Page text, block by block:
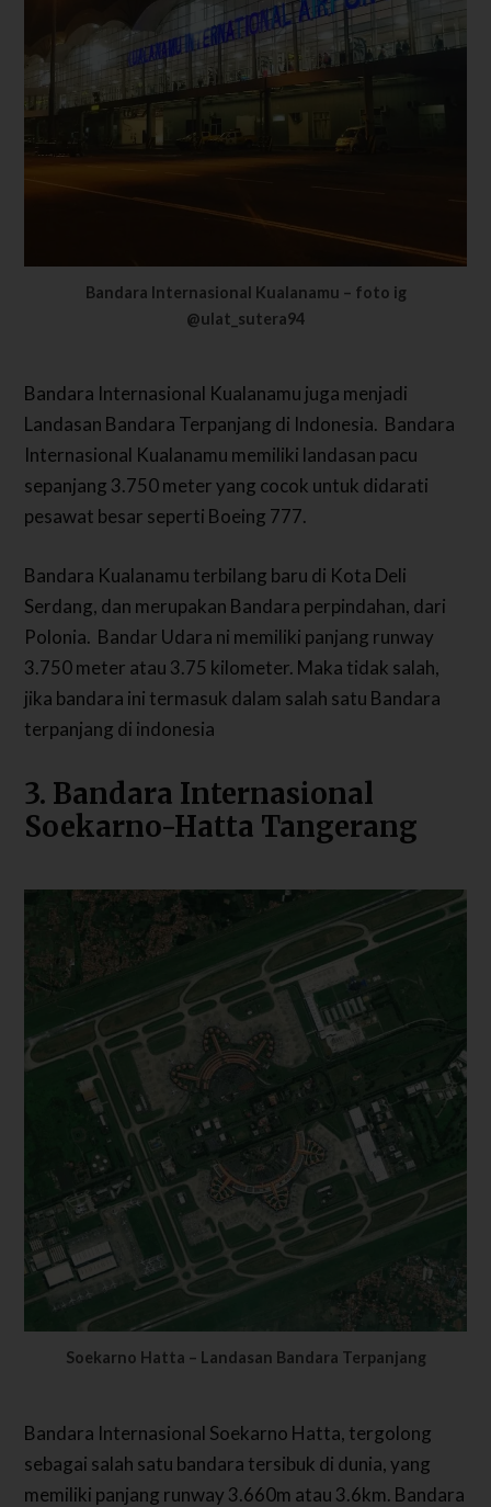
Bandara Internasional Kualanamu – foto ig
@ulat_sutera94
Bandara Internasional Kualanamu juga menjadi
Landasan Bandara Terpanjang di Indonesia. Bandara
Internasional Kualanamu memiliki landasan pacu
sepanjang 3.750 meter yang cocok untuk didarati
pesawat besar seperti Boeing 777.
Bandara Kualanamu terbilang baru di Kota Deli
Serdang, dan merupakan Bandara perpindahan, dari
Polonia. Bandar Udara ni memiliki panjang runway
3.750 meter atau 3.75 kilometer. Maka tidak salah,
jika bandara ini termasuk dalam salah satu Bandara
terpanjang di indonesia
3. Bandara Internasional
Soekarno-Hatta Tangerang
Soekarno Hatta – Landasan Bandara Terpanjang
Bandara Internasional Soekarno Hatta, tergolong
sebagai salah satu bandara tersibuk di dunia, yang
memiliki panjang runway 3.660m atau 3.6km. Bandara